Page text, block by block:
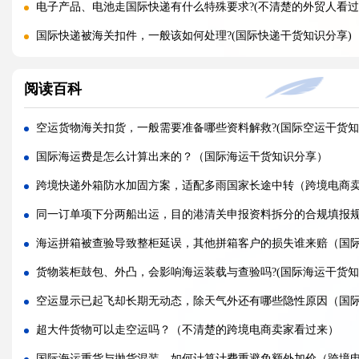
电子产品、电池走国际快递有什么特殊要求?(不清楚的外贸人看
国际快递被海关扣件，一般该如何处理?(国际快递干货知识分享)
不同国家国际快递报价差距为什么这么大?(国际快递干货知识分
国际快递运费是怎么计算的，体积重怎么核算?(国际快递干货知
国际快递可以寄哪些国家，偏远地区能派送吗（国际快递干货知
什么是国际快递，和国际物流有什么区别（国际快递干货知识分
亚马逊 FBA 空运头程，选空派还是纯空运更合适?(国际空运干货
实木包装走国际空运，一定要做熏蒸吗?(国际空运干货知识分享)
空运货物被扣，最快多久可以完成清关放行?(国际空运干货知识
国际空运税费由谁承担，到门和到港费用差别在哪?(不清楚的外
多家货代空运报价差异大，该如何辨别虚高报价?(国际空运干货
阅读百科
空运货物海关扣货，一般需要准备哪些资料解救?(国际空运干货
国际海运费是怎么计算出来的？（国际海运干货知识分享）
跨境快递外箱防水加固方案，适配多雨国家长途中转（跨境电商
同一订单项下分两船出运，目的港清关申报资料拆分的合规填报
海运拼箱被查验导致整柜延误，其他拼箱客户的损失谁来赔（国
货物装柜鼓包、外凸，会影响海运装载与查验吗?(国际海运干货
空运显示已起飞却长期无动态，除天气外还有哪些隐性原因（国
超大件货物可以走空运吗？（不清楚的跨境电商卖家看过来）